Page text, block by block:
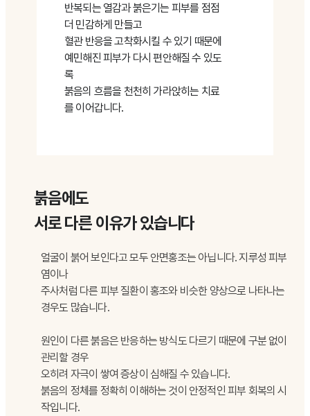
반복되는 열감과 붉은기는 피부를 점점
더 민감하게 만들고
혈관 반응을 고착화시킬 수 있기 때문에
예민해진 피부가 다시 편안해질 수 있도
록
붉음의 흐름을 천천히 가라앉히는 치료
를 이어갑니다.
붉음에도
서로 다른 이유가 있습니다
얼굴이 붉어 보인다고 모두 안면홍조는 아닙니다. 지루성 피부
염이나
주사처럼 다른 피부 질환이 홍조와 비슷한 양상으로 나타나는
경우도 많습니다.
원인이 다른 붉음은 반응하는 방식도 다르기 때문에 구분 없이
관리할 경우
오히려 자극이 쌓여 증상이 심해질 수 있습니다.
붉음의 정체를 정확히 이해하는 것이 안정적인 피부 회복의 시
작입니다.